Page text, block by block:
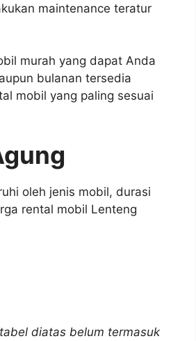
maintenance teratur
murah yang dapat Anda
bulanan tersedia
mobil yang paling sesuai
oleh jenis mobil, durasi
rental mobil Lenteng
diatas belum termasuk